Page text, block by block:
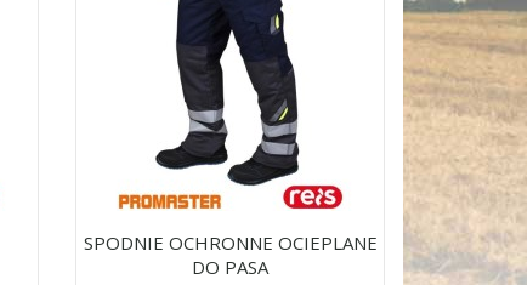
SPODNIE OCHRONNE OCIEPLANE
DO PASA